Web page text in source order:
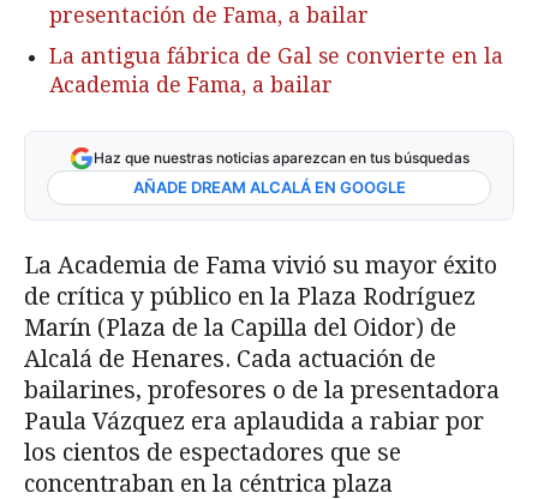
presentación de Fama, a bailar
La antigua fábrica de Gal se convierte en la
Academia de Fama, a bailar
Haz que nuestras noticias aparezcan en tus búsquedas
AÑADE DREAM ALCALÁ EN GOOGLE
La Academia de Fama vivió su mayor éxito
de crítica y público en la Plaza Rodríguez
Marín (Plaza de la Capilla del Oidor) de
Alcalá de Henares. Cada actuación de
bailarines, profesores o de la presentadora
Paula Vázquez era aplaudida a rabiar por
los cientos de espectadores que se
concentraban en la céntrica plaza